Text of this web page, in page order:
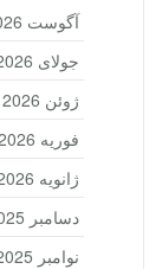
آگوست 2026
جولای 2026
ژوئن 2026
فوریه 2026
ژانویه 2026
دسامبر 2025
نوامبر 2025